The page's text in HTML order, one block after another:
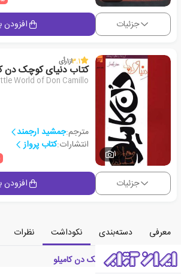
جزئیات افزودن
1
3.1از1رأی
کتاب دنیای کوچک دن
World of Don Camillo
مترجم:جمشید ارجمند
انتشارات:کتاب پرواز
جزئیات افزودن
معرفی دسته‌بندی نکوداشت
نظرات
معرفی کتاب دنیای کوچک دن کامیلو